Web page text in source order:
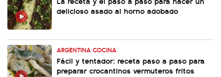
delicioso asado al horno adobado
ARGENTINA COCINA
Fácil y tentador: receta paso a paso para
preparar crocantinos vermuteros fritos